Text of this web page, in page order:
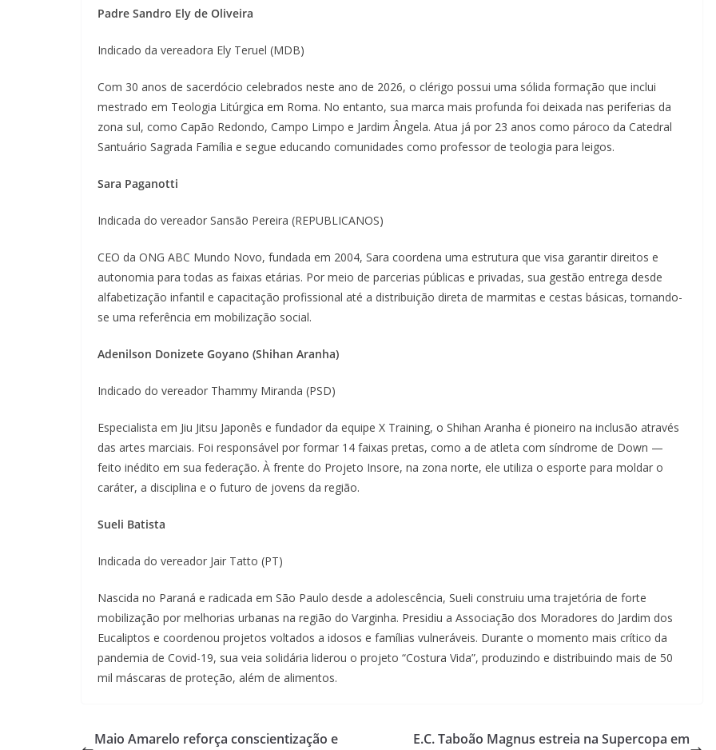
Padre Sandro Ely de Oliveira
Indicado da vereadora Ely Teruel (MDB)
Com 30 anos de sacerdócio celebrados neste ano de 2026, o clérigo possui uma sólida formação que inclui
mestrado em Teologia Litúrgica em Roma. No entanto, sua marca mais profunda foi deixada nas periferias da
zona sul, como Capão Redondo, Campo Limpo e Jardim Ângela. Atua já por 23 anos como pároco da Catedral
Santuário Sagrada Família e segue educando comunidades como professor de teologia para leigos.
Sara Paganotti
Indicada do vereador Sansão Pereira (REPUBLICANOS)
CEO da ONG ABC Mundo Novo, fundada em 2004, Sara coordena uma estrutura que visa garantir direitos e
autonomia para todas as faixas etárias. Por meio de parcerias públicas e privadas, sua gestão entrega desde
alfabetização infantil e capacitação profissional até a distribuição direta de marmitas e cestas básicas, tornando-
se uma referência em mobilização social.
Adenilson Donizete Goyano (Shihan Aranha)
Indicado do vereador Thammy Miranda (PSD)
Especialista em Jiu Jitsu Japonês e fundador da equipe X Training, o Shihan Aranha é pioneiro na inclusão através
das artes marciais. Foi responsável por formar 14 faixas pretas, como a de atleta com síndrome de Down —
feito inédito em sua federação. À frente do Projeto Insore, na zona norte, ele utiliza o esporte para moldar o
caráter, a disciplina e o futuro de jovens da região.
Sueli Batista
Indicada do vereador Jair Tatto (PT)
Nascida no Paraná e radicada em São Paulo desde a adolescência, Sueli construiu uma trajetória de forte
mobilização por melhorias urbanas na região do Varginha. Presidiu a Associação dos Moradores do Jardim dos
Eucaliptos e coordenou projetos voltados a idosos e famílias vulneráveis. Durante o momento mais crítico da
pandemia de Covid-19, sua veia solidária liderou o projeto “Costura Vida”, produzindo e distribuindo mais de 50
mil máscaras de proteção, além de alimentos.
Maio Amarelo reforça conscientização e E.C. Taboão Magnus estreia na Supercopa em